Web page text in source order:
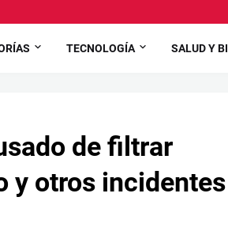
TECNOLOGÍA SALUD Y
de filtrar
y otros incidentes